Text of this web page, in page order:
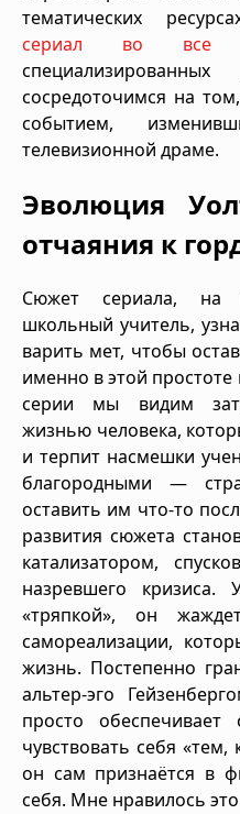
тематических
сериал во все
сосредоточимся на
событием,
телевизионной драме.
Эволюция
отчаяния к
Сюжет сериала, на
школьный учитель,
варить мет, чтобы
именно в этой
серии мы видим
жизнью человека,
и терпит насмешки
благородными —
оставить им что-то
развития сюжета
катализатором,
назревшего кризиса.
«тряпкой», он
самореализации,
жизнь. Постепенно
альтер-эго
просто
чувствовать себя «тем,
он сам признаётся в
себя. Мне нравилось